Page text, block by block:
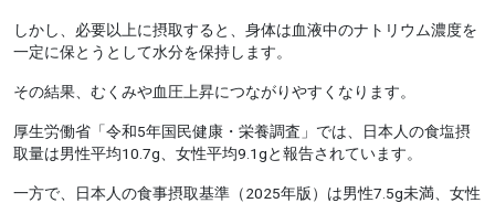
しかし、必要以上に摂取すると、身体は血液中のナトリウム濃度を
一定に保とうとして水分を保持します。
その結果、むくみや血圧上昇につながりやすくなります。
厚生労働省「令和5年国民健康・栄養調査」では、日本人の食塩摂
取量は男性平均10.7g、女性平均9.1gと報告されています。
一方で、日本人の食事摂取基準（2025年版）は男性7.5g未満、女性